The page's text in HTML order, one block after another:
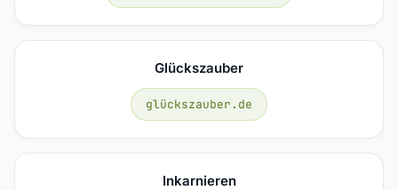
Glückszauber
glückszauber.de
Inkarnieren